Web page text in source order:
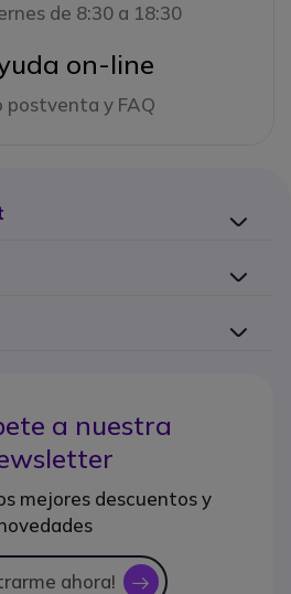
de 8:30 a 18:30
on-line
postventa y FAQ
a nuestra
mejores descuentos y
ahora! icon